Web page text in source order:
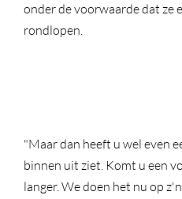
onder de voorwaarde dat ze
rondlopen.
"Maar dan heeft u wel even
binnen uit ziet. Komt u een
langer. We doen het nu op